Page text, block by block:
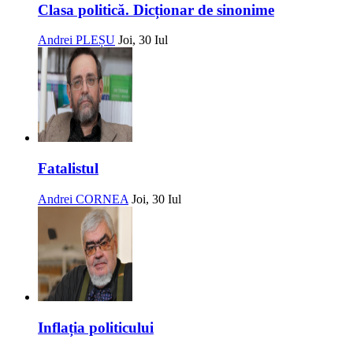
Clasa politică. Dicționar de sinonime
Andrei PLEȘU Joi, 30 Iul
Fatalistul
Andrei CORNEA Joi, 30 Iul
Inflația politicului